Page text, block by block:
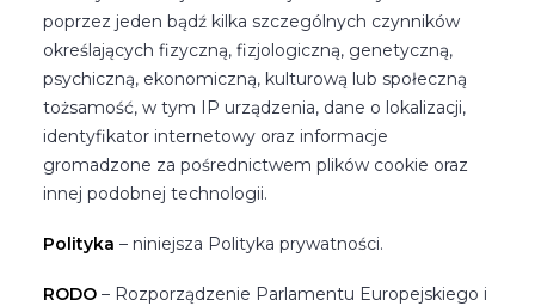
poprzez jeden bądź kilka szczególnych czynników
określających fizyczną, fizjologiczną, genetyczną,
psychiczną, ekonomiczną, kulturową lub społeczną
tożsamość, w tym IP urządzenia, dane o lokalizacji,
identyfikator internetowy oraz informacje
gromadzone za pośrednictwem plików cookie oraz
innej podobnej technologii.
Polityka – niniejsza Polityka prywatności.
RODO – Rozporządzenie Parlamentu Europejskiego i